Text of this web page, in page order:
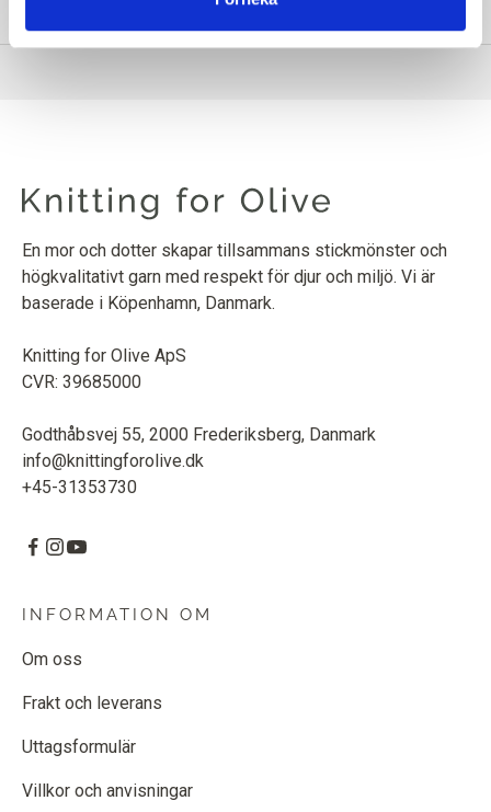
INFORMATION OM PRODUKTEN
En mor och dotter skapar tillsammans stickmönster och
högkvalitativt garn med respekt för djur och miljö. Vi är
baserade i Köpenhamn, Danmark.
Knitting for Olive ApS
CVR: 39685000
Godthåbsvej 55, 2000 Frederiksberg, Danmark
info@knittingforolive.dk
+45-31353730
INFORMATION OM
Om oss
Frakt och leverans
Uttagsformulär
Villkor och anvisningar